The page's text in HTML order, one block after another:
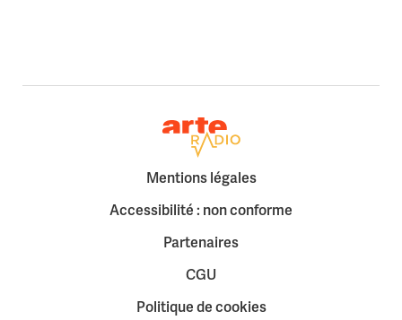
Retour à la page d'accueil
Mentions légales
Accessibilité : non conforme
Partenaires
CGU
Politique de cookies